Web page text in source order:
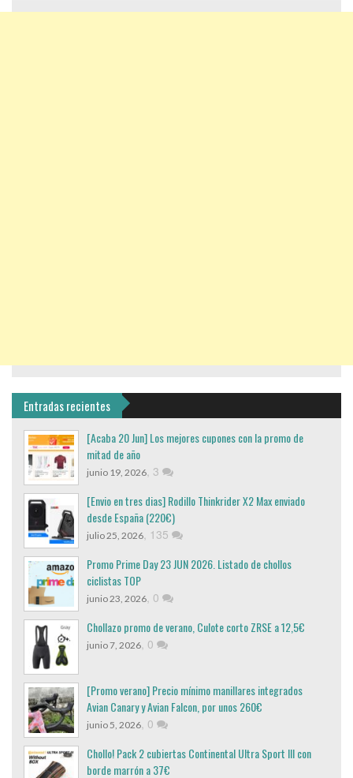
Entradas recientes
[Acaba 20 Jun] Los mejores cupones con la promo de
mitad de año
junio 19, 2026, 3
[Envio en tres dias] Rodillo Thinkrider X2 Max enviado
desde España (220€)
julio 25, 2026, 135
Promo Prime Day 23 JUN 2026. Listado de chollos
ciclistas TOP
junio 23, 2026, 0
Chollazo promo de verano, Culote corto ZRSE a 12,5€
junio 7, 2026, 0
[Promo verano] Precio mínimo manillares integrados
Avian Canary y Avian Falcon, por unos 260€
junio 5, 2026, 0
Chollo! Pack 2 cubiertas Continental Ultra Sport III con
borde marrón a 37€